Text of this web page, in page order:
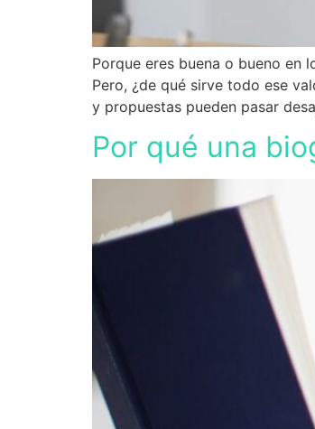
Porque eres buena o bueno en
Pero, ¿de qué sirve todo ese
y propuestas pueden pasar
Por qué una